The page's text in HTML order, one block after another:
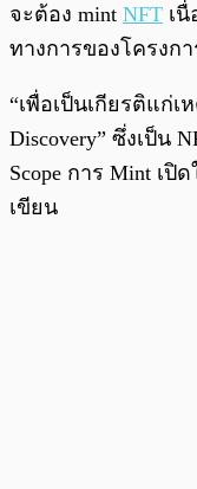
จะต้อง mint NFT เ
ทางการของโครงก
“เพื่อเป็นเกียรติแก่
Discovery” ซึ่งเป็น
Scope การ Mint เปิ
เขียน